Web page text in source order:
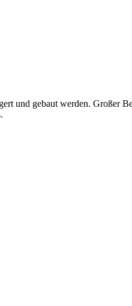
und gebaut werden. Großer